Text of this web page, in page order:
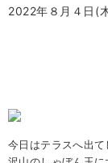
2022年８月４日(木
今日はテラスへ出て